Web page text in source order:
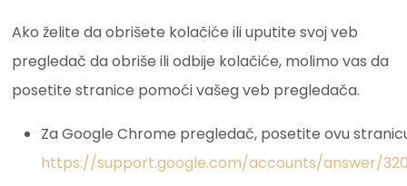
Ako želite da obrišete kolačiće ili uputite svoj veb
pregledač da obriše ili odbije kolačiće, molimo vas da
posetite stranice pomoći vašeg veb pregledača.
Za Google Chrome pregledač, posetite ovu
https://support.google.com/accounts/answer/